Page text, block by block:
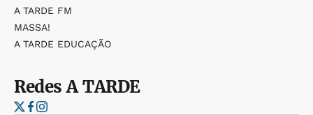
A TARDE FM
MASSA!
A TARDE EDUCAÇÃO
RedesA TARDE